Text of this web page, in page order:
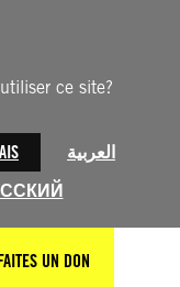
ce site?
العربية
UN DON